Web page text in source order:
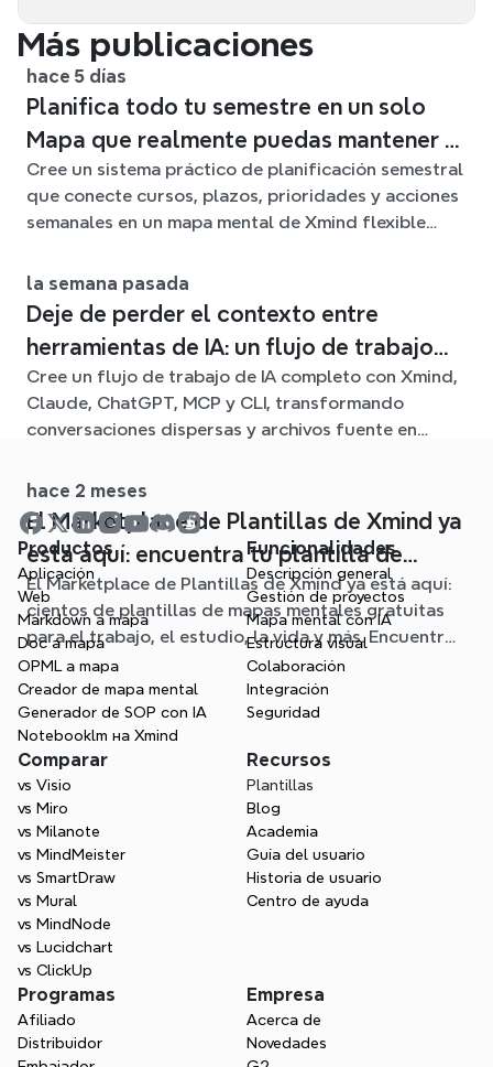
Más publicaciones
hace 5 días
Planifica todo tu semestre en un solo
Mapa que realmente puedas mantener al
día
Cree un sistema práctico de planificación semestral
que conecte cursos, plazos, prioridades y acciones
semanales en un mapa mental de Xmind flexible
la semana pasada
Deje de perder el contexto entre
herramientas de IA: un flujo de trabajo
conectado con Xmind
Cree un flujo de trabajo de IA completo con Xmind,
Claude, ChatGPT, MCP y CLI, transformando
conversaciones dispersas y archivos fuente en
hace 2 meses
El Marketplace de Plantillas de Xmind ya
está aquí: encuentra tu plantilla de
mapa mental para cualquier situación
El Marketplace de Plantillas de Xmind ya está aquí:
cientos de plantillas de mapas mentales gratuitas
para el trabajo, el estudio, la vida y más. Encuentra
el punto de partida ideal y olvídate de la página en
blanco.
Productos
Aplicación
Web
Markdown a mapa
Doc a mapa
OPML a mapa
Creador de mapa mental
Generador de SOP con IA
Notebooklm на Xmind
Funcionalidades
Descripción general
Gestión de proyectos
Mapa mental con IA
Estructura visual
Colaboración
Integración
Seguridad
Comparar
vs Visio
vs Miro
vs Milanote
vs MindMeister
vs SmartDraw
vs Mural
vs MindNode
vs Lucidchart
vs ClickUp
Recursos
Plantillas
Blog
Academia
Guía del usuario
Historia de usuario
Centro de ayuda
Programas
Afiliado
Distribuidor
Empresa
Acerca de
Novedades